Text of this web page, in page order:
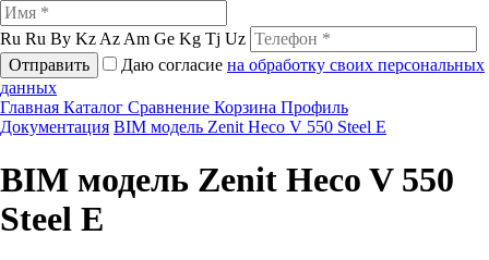
Ru Ru By Kz Az Am Ge Kg Tj Uz
Отправить
Даю согласие на обработку своих персональных
данных
Главная Каталог Сравнение Корзина Профиль
Документация BIM модель Zenit Heco V 550 Steel E
BIM модель Zenit Heco V 550
Steel E